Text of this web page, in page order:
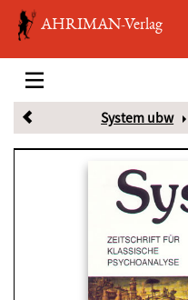
AHRIMAN-Verlag
System ubw